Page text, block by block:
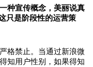
种宣传概念，美丽说真
只是阶段性的运营策
格禁止。当通过新浪微
知用户性别，如果得知